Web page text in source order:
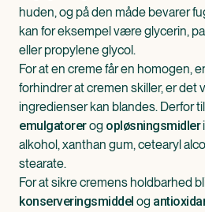
huden, og på den måde bevarer
kan for eksempel være glycerin,
eller propylene glycol.
For at en creme får en homogen,
forhindrer at cremen skiller, er det
ingredienser kan blandes. Derfor
emulgatorerog opløsningsmidleri
alkohol, xanthan gum, cetearyl
stearate.
For at sikre cremens holdbarhed
konserveringsmiddel og